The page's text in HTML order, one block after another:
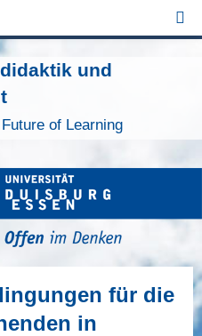
und
of Learning
für die
in